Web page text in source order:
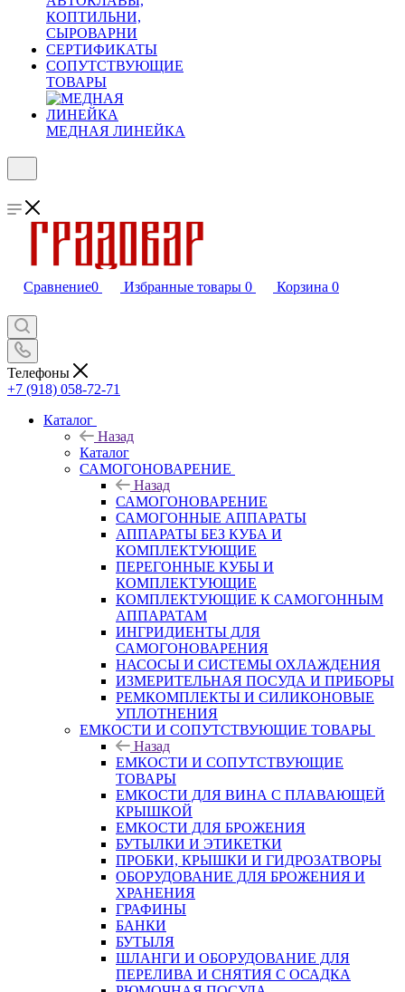
КОПТИЛЬНИ,
СЫРОВАРНИ
СЕРТИФИКАТЫ
СОПУТСТВУЮЩИЕ
ТОВАРЫ
МЕДНАЯ ЛИНЕЙКА
Сравнение0 Избранные товары 0 Корзина 0
Телефоны
+7 (918) 058-72-71
Каталог
Назад
Каталог
САМОГОНОВАРЕНИЕ
Назад
САМОГОНОВАРЕНИЕ
САМОГОННЫЕ АППАРАТЫ
АППАРАТЫ БЕЗ КУБА И
КОМПЛЕКТУЮЩИЕ
ПЕРЕГОННЫЕ КУБЫ И
КОМПЛЕКТУЮЩИЕ
КОМПЛЕКТУЮЩИЕ К САМОГОННЫМ
АППАРАТАМ
ИНГРИДИЕНТЫ ДЛЯ
САМОГОНОВАРЕНИЯ
НАСОСЫ И СИСТЕМЫ ОХЛАЖДЕНИЯ
ИЗМЕРИТЕЛЬНАЯ ПОСУДА И ПРИБОРЫ
РЕМКОМПЛЕКТЫ И СИЛИКОНОВЫЕ
УПЛОТНЕНИЯ
ЕМКОСТИ И СОПУТСТВУЮЩИЕ ТОВАРЫ
Назад
ЕМКОСТИ И СОПУТСТВУЮЩИЕ
ТОВАРЫ
ЕМКОСТИ ДЛЯ ВИНА С ПЛАВАЮЩЕЙ
КРЫШКОЙ
ЕМКОСТИ ДЛЯ БРОЖЕНИЯ
БУТЫЛКИ И ЭТИКЕТКИ
ПРОБКИ, КРЫШКИ И ГИДРОЗАТВОРЫ
ОБОРУДОВАНИЕ ДЛЯ БРОЖЕНИЯ И
ХРАНЕНИЯ
ГРАФИНЫ
БАНКИ
БУТЫЛЯ
ШЛАНГИ И ОБОРУДОВАНИЕ ДЛЯ
ПЕРЕЛИВА И СНЯТИЯ С ОСАДКА